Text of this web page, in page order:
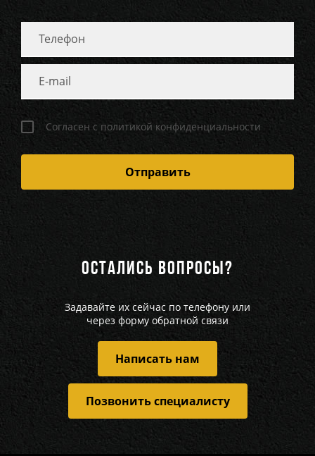
Согласен с политикой конфиденциальности
ОСТАЛИСЬ ВОПРОСЫ?
Задавайте их сейчас по телефону или
через форму обратной связи
Написать нам
Позвонить специалисту